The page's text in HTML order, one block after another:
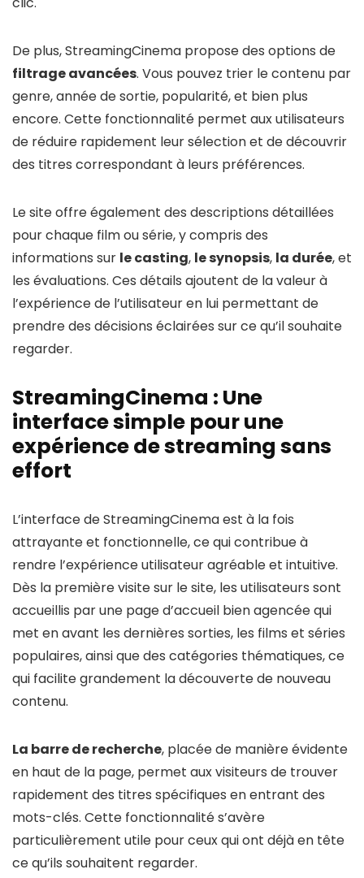
De plus, StreamingCinema propose des options de
filtrage avancées. Vous pouvez trier le contenu par
genre, année de sortie, popularité, et bien plus
encore. Cette fonctionnalité permet aux utilisateurs
de réduire rapidement leur sélection et de découvrir
des titres correspondant à leurs préférences.
Le site offre également des descriptions détaillées
pour chaque film ou série, y compris des
informations sur le casting, le synopsis, la durée, et
les évaluations. Ces détails ajoutent de la valeur à
l’expérience de l’utilisateur en lui permettant de
prendre des décisions éclairées sur ce qu’il souhaite
regarder.
StreamingCinema : Une
interface simple pour une
expérience de streaming sans
effort
L’interface de StreamingCinema est à la fois
attrayante et fonctionnelle, ce qui contribue à
rendre l’expérience utilisateur agréable et intuitive.
Dès la première visite sur le site, les utilisateurs sont
accueillis par une page d’accueil bien agencée qui
met en avant les dernières sorties, les films et séries
populaires, ainsi que des catégories thématiques, ce
qui facilite grandement la découverte de nouveau
contenu.
La barre de recherche, placée de manière évidente
en haut de la page, permet aux visiteurs de trouver
rapidement des titres spécifiques en entrant des
mots-clés. Cette fonctionnalité s’avère
particulièrement utile pour ceux qui ont déjà en tête
ce qu’ils souhaitent regarder.